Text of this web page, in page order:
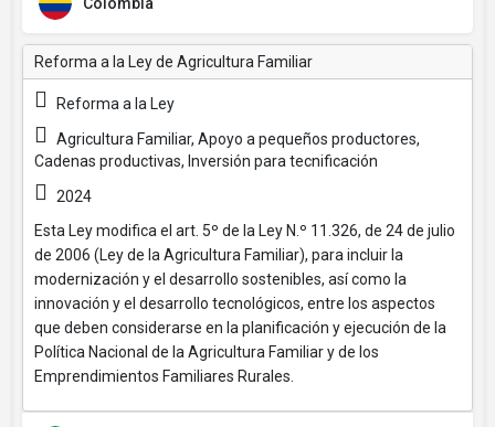
Reforma a la Ley de Agricultura Familiar
Reforma a la Ley
Agricultura Familiar, Apoyo a pequeños productores,
Cadenas productivas, Inversión para tecnificación
2024
Esta Ley modifica el art. 5º de la Ley N.º 11.326, de 24 de julio
de 2006 (Ley de la Agricultura Familiar), para incluir la
modernización y el desarrollo sostenibles, así como la
innovación y el desarrollo tecnológicos, entre los aspectos
que deben considerarse en la planificación y ejecución de la
Política Nacional de la Agricultura Familiar y de los
Emprendimientos Familiares Rurales.